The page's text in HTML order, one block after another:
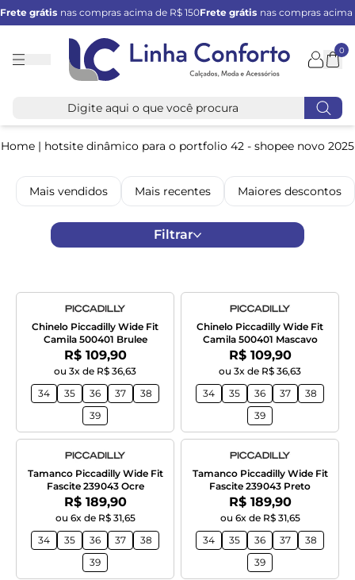
Frete grátis nas compras acima de R$ 150Frete grátis nas compras acima
Linha
0
Home | hotsite dinâmico para o portfolio 42 - shopee novo 2025
Mais vendidos Mais recentes Maiores descontos
Filtrar
Chinelo Piccadilly Wide Fit
Camila 500401 Brulee
Por:
R$ 109,90
ou 3x de R$ 36,63
34
35 36 37
38
39
Chinelo Piccadilly Wide Fit
Camila 500401 Mascavo
Por:
R$ 109,90
ou 3x de R$ 36,63
34
35 36 37
38
39
Tamanco Piccadilly Wide Fit
Fascite 239043 Ocre
Por:
R$ 189,90
ou 6x de R$ 31,65
34
35 36 37
38
39
Tamanco Piccadilly Wide Fit
Fascite 239043 Preto
Por:
R$ 189,90
ou 6x de R$ 31,65
34
35 36 37
38
39